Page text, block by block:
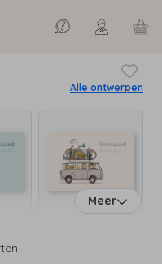
Alle ontwerpen
Meer